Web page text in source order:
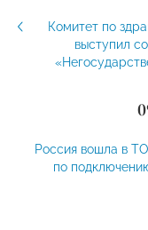
Комитет по
выступил
Россия вошла в
по